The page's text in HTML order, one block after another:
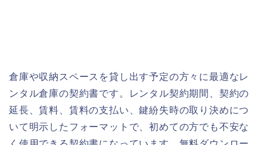
倉庫や収納スペースを貸し出す予定の方々に最適なレ
ンタル倉庫の契約書です。レンタル契約期間、契約の
延長、賃料、賃料の支払い、鍵紛失時の取り決めにつ
いて明示したフォーマットで、初めての方でも不安な